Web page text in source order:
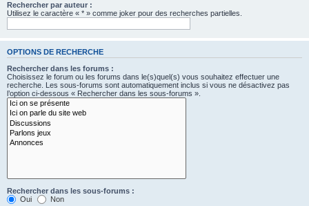
Rechercher par auteur :
Utilisez le caractère « * » comme joker pour des recherches partielles.
OPTIONS DE RECHERCHE
Rechercher dans les forums :
Choisissez le forum ou les forums dans le(s)quel(s) vous souhaitez effectuer une
recherche. Les sous-forums sont automatiquement inclus si vous ne désactivez pas
l’option ci-dessous « Rechercher dans les sous-forums ».
Rechercher dans les sous-forums :
Oui
Non